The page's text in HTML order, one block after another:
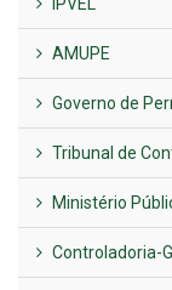
AMUPE
Governo de
Tribunal de
Ministério
Controladoria-